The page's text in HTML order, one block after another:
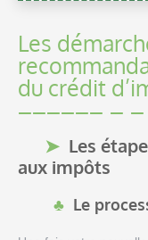
Les
du crédit
Les
aux impôts
Le